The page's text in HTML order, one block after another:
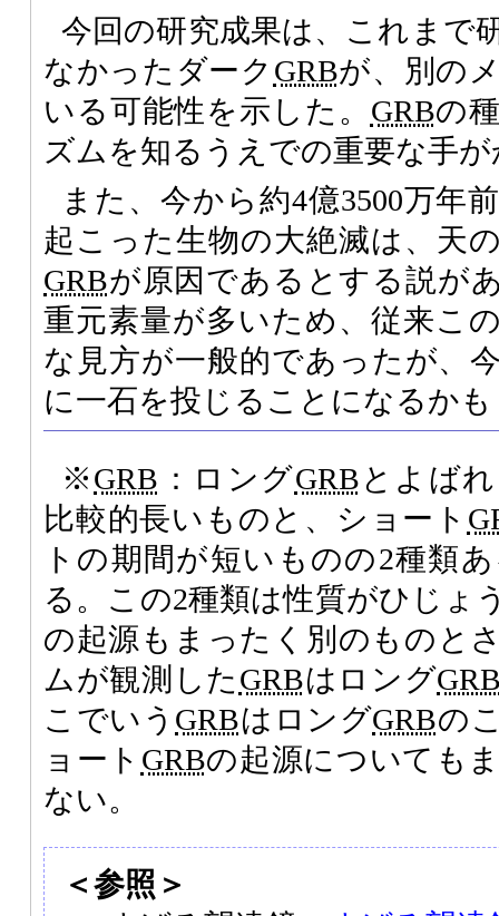
今回の研究成果は、これまで
なかったダーク GRBが、別の
いる可能性を示した。 GRBの
ズムを知るうえでの重要な手
また、今から約4億3500万年
起こった生物の大絶滅は、天
GRBが原因であるとする説が
重元素量が多いため、従来こ
な見方が一般的であったが、
に一石を投じることになるか
※GRB ：ロングGRB とよば
比較的長いものと、ショート
トの期間が短いものの2種類
る。この2種類は性質がひじょ
の起源もまったく別のものと
ムが観測したGRBはロング
こでいう GRBはロングGRBの
ョート GRBの起源についても
ない。
＜参照＞